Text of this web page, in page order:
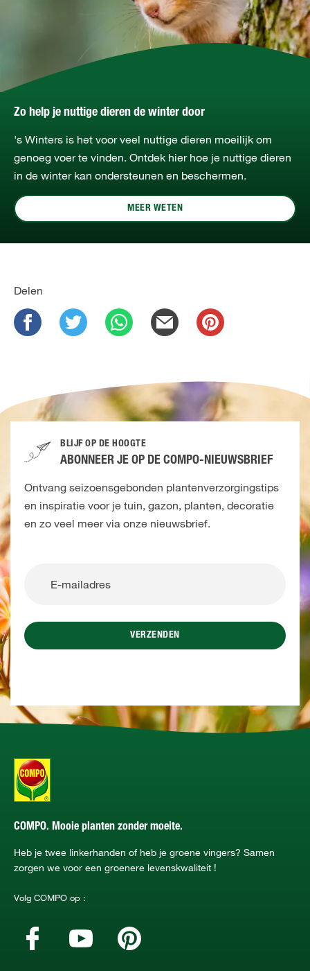
Zo help je nuttige dieren de winter door
's Winters is het voor veel nuttige dieren moeilijk om
genoeg voer te vinden. Ontdek hier hoe je nuttige dieren
in de winter kan ondersteunen en beschermen.
MEER WETEN
Delen
BLIJF OP DE HOOGTE
ABONNEER JE OP DE COMPO-NIEUWSBRIEF
Ontvang seizoensgebonden plantenverzorgingstips
en inspiratie voor je tuin, gazon, planten, decoratie
en zo veel meer via onze nieuwsbrief.
VERZENDEN
COMPO. Mooie planten zonder moeite.
Heb je twee linkerhanden of heb je groene vingers? Samen
zorgen we voor een groenere levenskwaliteit !
Volg COMPO op :